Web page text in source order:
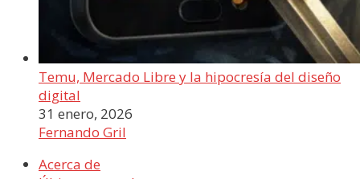
Temu, Mercado Libre y la hipocresía del diseño
digital
31 enero, 2026
Fernando Gril
Acerca de